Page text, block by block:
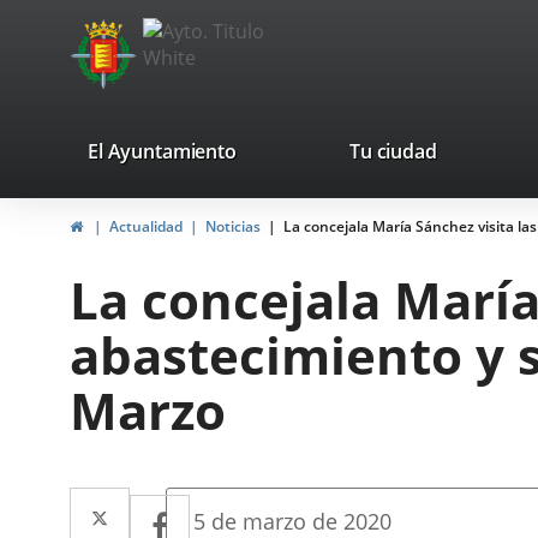
Jump to content
Portal
Web
Ayuntamiento
de
valladolid.es
El Ayuntamiento Tu ciudad
HomeActualidad Noticias La concejala María Sánchez visita
La concejala
abastecimiento y
Marzo
Twitter
EnlaceFacebook
Enlace
Fecha
5 de marzo de 2020